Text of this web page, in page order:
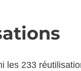
les 233